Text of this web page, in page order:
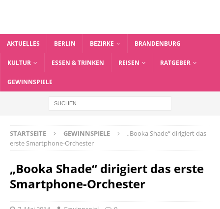
AKTUELLES BERLIN BEZIRKE BRANDENBURG
KULTUR ESSEN & TRINKEN REISEN RATGEBER
GEWINNSPIELE
STARTSEITE GEWINNSPIELE
„Booka Shade“ dirigiert das
erste Smartphone-Orchester
„Booka Shade“ dirigiert das erste
Smartphone-Orchester